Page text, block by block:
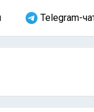
Telegram-